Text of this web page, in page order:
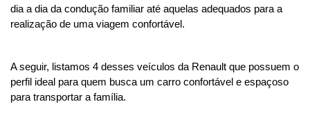
dia a dia da condução familiar até aquelas adequados para a
realização de uma viagem confortável.
A seguir, listamos 4 desses veículos da Renault que possuem o
perfil ideal para quem busca um carro confortável e espaçoso
para transportar a família.